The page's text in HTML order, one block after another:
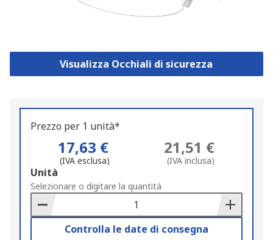
Visualizza Occhiali di sicurezza
Prezzo per 1 unità*
17,63 €
(IVA esclusa)
21,51 €
(IVA inclusa)
Add
to
Basket
Unità
Selezionare o digitare la quantità
Controlla le date di consegna